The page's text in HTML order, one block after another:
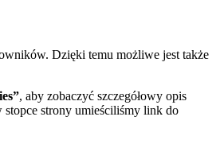
Dzięki temu możliwe jest także
, aby zobaczyć szczegółowy opis
strony umieściliśmy link do